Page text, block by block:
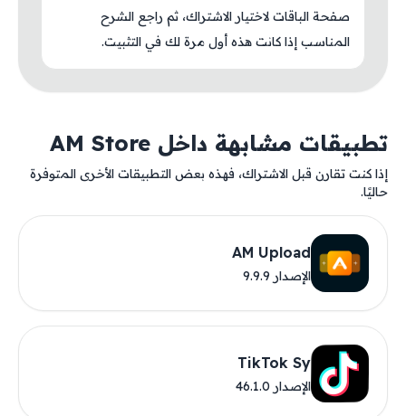
صفحة الباقات لاختيار الاشتراك، ثم راجع الشرح
المناسب إذا كانت هذه أول مرة لك في التثبيت.
تطبيقات مشابهة داخل AM Store
إذا كنت تقارن قبل الاشتراك، فهذه بعض التطبيقات الأخرى المتوفرة
حاليًا.
AM Upload
الإصدار 9.9.9
TikTok Sy
الإصدار 46.1.0